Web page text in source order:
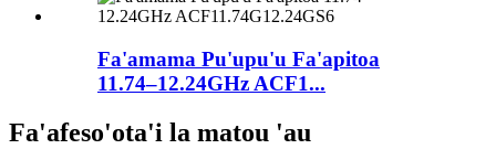
Fa'amama Pu'upu'u Fa'apitoa
11.74–12.24GHz ACF1...
Fa'afeso'ota'i la matou 'au